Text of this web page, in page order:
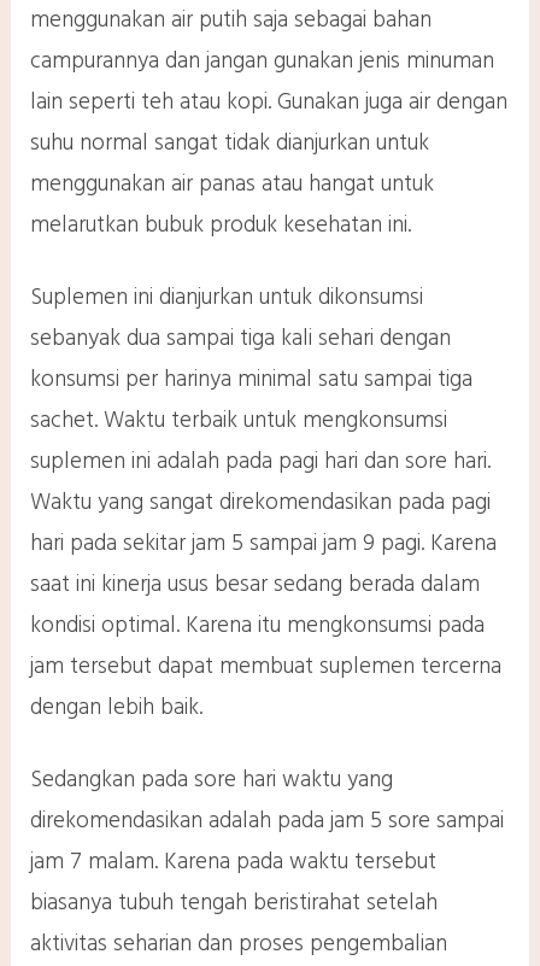
menggunakan air putih saja sebagai bahan
campurannya dan jangan gunakan jenis minuman
lain seperti teh atau kopi. Gunakan juga air dengan
suhu normal sangat tidak dianjurkan untuk
menggunakan air panas atau hangat untuk
melarutkan bubuk produk kesehatan ini.
Suplemen ini dianjurkan untuk dikonsumsi
sebanyak dua sampai tiga kali sehari dengan
konsumsi per harinya minimal satu sampai tiga
sachet. Waktu terbaik untuk mengkonsumsi
suplemen ini adalah pada pagi hari dan sore hari.
Waktu yang sangat direkomendasikan pada pagi
hari pada sekitar jam 5 sampai jam 9 pagi. Karena
saat ini kinerja usus besar sedang berada dalam
kondisi optimal. Karena itu mengkonsumsi pada
jam tersebut dapat membuat suplemen tercerna
dengan lebih baik.
Sedangkan pada sore hari waktu yang
direkomendasikan adalah pada jam 5 sore sampai
jam 7 malam. Karena pada waktu tersebut
biasanya tubuh tengah beristirahat setelah
aktivitas seharian dan proses pengembalian